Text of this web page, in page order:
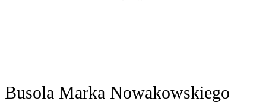
Busola Marka Nowakowskiego